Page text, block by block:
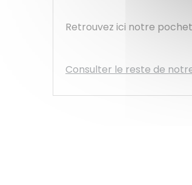
Retrouvez ici notre
Consulter le reste de